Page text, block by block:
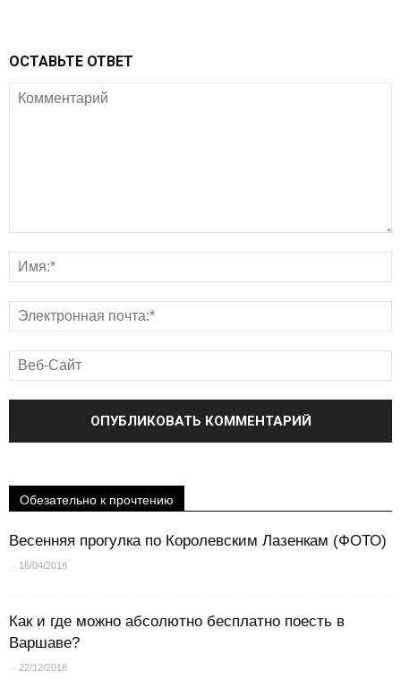
ОСТАВЬТЕ ОТВЕТ
Обезательно к прочтению
Весенняя прогулка по Королевским Лазенкам (ФОТО)
- 16/04/2018
Как и где можно абсолютно бесплатно поесть в
Варшаве?
- 22/12/2018